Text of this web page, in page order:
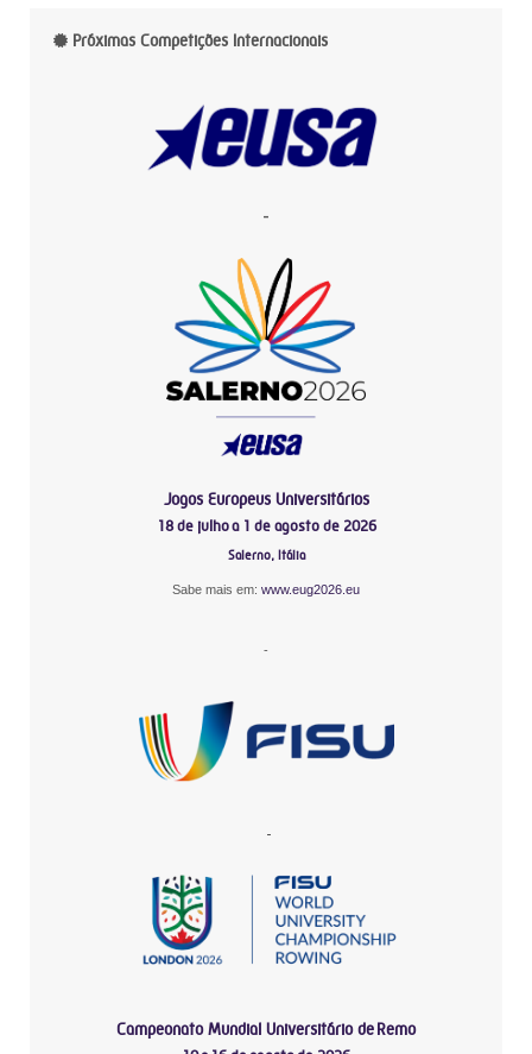
Próximas Competições Internacionais
-
Jogos Europeus Universitários
18 de julho a 1 de agosto de 2026
Salerno, Itália
Sabe mais em: www.eug2026.eu
-
-
Campeonato Mundial Universitário de Remo